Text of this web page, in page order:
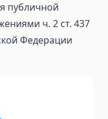
публичной
ч. 2 ст. 437
Федерации